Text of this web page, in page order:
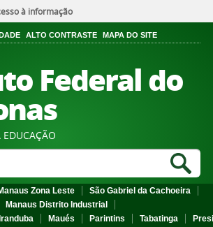
à informação
ALTO CONTRASTE MAPA DO SITE
Federal do
Zona Leste
São Gabriel da Cachoeira
Manaus Distrito Industrial
Iranduba Maués Parintins Tabatinga